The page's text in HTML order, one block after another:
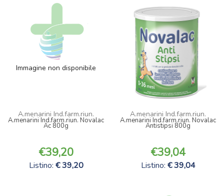
Immagine non disponibile
A.menarini Ind.farm.riun.
A.menarini Ind.farm.riun. Novalac
Ac 800g
39,20
Listino: 39,20
A.menarini Ind.farm.riun.
A.menarini Ind.farm.riun. Novalac
Antistipsi 800g
39,04
Listino: 39,04